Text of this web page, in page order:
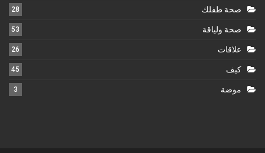
صحة طفلك 28
صحة ولياقة 53
علاقات 26
كيف 45
موضة 3